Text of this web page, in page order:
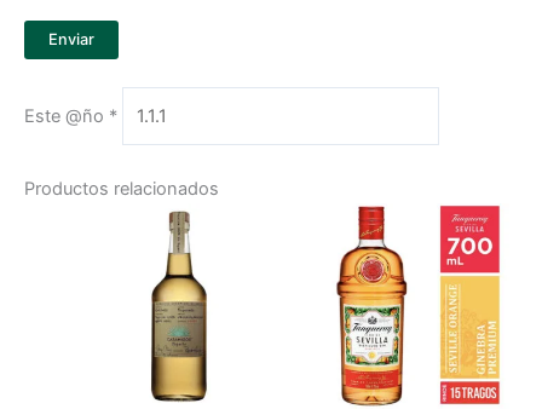
Este @ño *
Productos relacionados